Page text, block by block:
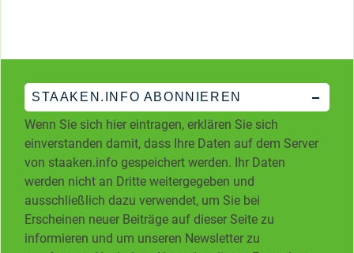
STAAKEN.INFO ABONNIEREN
Wenn Sie sich hier eintragen, erklären Sie sich
einverstanden damit, dass Ihre Daten auf dem Server
von staaken.info gespeichert werden. Ihr Daten
werden nicht an Dritte weitergegeben und
ausschließlich dazu verwendet, um Sie bei
Erscheinen neuer Beiträge auf dieser Seite zu
informieren und um unseren Newsletter zu